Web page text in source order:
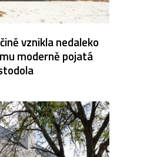
vznikla nedaleko
moderně pojatá